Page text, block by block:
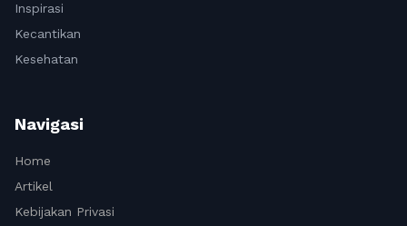
Inspirasi
Kecantikan
Kesehatan
Navigasi
Home
Artikel
Kebijakan Privasi